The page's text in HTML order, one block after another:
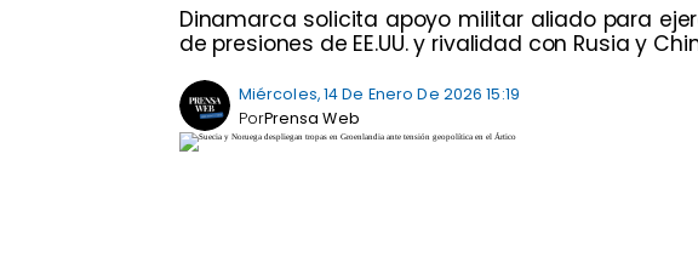
Dinamarca solicita apoyo militar aliado para
de presiones de EE.UU. y rivalidad con Rusia y
Miércoles, 14 De Enero De 2026 15:19
Prensa Web
Por